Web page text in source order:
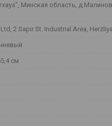
Минская область,
2 Sapir St. Industrial Area,
см